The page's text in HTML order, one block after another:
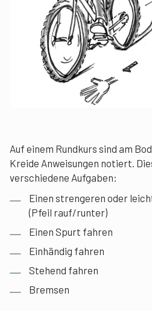
Auf einem Rundkurs sind am
Kreide Anweisungen notiert.
verschiedene Aufgaben:
Einen strengeren oder
(Pfeil rauf/runter)
Einen Spurt fahren
Einhändig fahren
Stehend fahren
Bremsen